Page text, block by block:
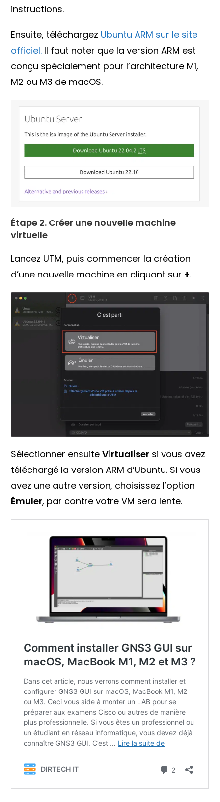
instructions.
Ensuite, téléchargez Ubuntu ARM sur le site
officiel. Il faut noter que la version ARM est
conçu spécialement pour l’architecture M1,
M2 ou M3 de macOS.
Étape 2. Créer une nouvelle machine
virtuelle
Lancez UTM, puis commencer la création
d’une nouvelle machine en cliquant sur +.
Sélectionner ensuiteVirtualiser si vous avez
téléchargé la version ARM d’Ubuntu. Si vous
avez une autre version, choisissez l’option
Émuler, par contre votre VM sera lente.